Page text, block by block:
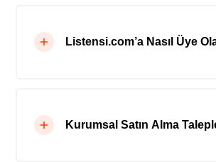
Listensi.com’a Nasıl Üye
Kurumsal Satın Alma